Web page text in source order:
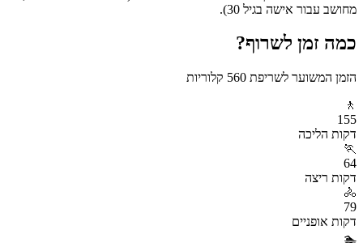
מחושב עבור אישה בגיל 30).
כמה זמן לשרוף?
הזמן המשוער לשריפת 560 קלוריות
🚶
155
דקות הליכה
🏃
64
דקות ריצה
🚴
79
דקות אופניים
🏊